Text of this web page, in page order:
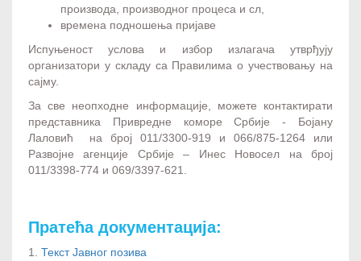
производа, производног процеса и сл,
времена подношења пријаве
Испуњеност услова и избор излагача утврђују
организатори у складу са Правилима о учествовању на
сајму.
За све неопходне информације, можете контактирати
представника Привредне коморе Србије - Бојану
Лаловић на број 011/3300-919 и 066/875-1264 или
Развојне агенције Србије – Инес Новосел на број
011/3398-774 и 069/3397-621.
Пратећа документација:
1. Текст Јавног позива